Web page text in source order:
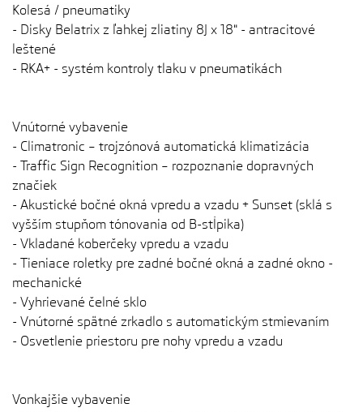
Kolesá / pneumatiky
- Disky Belatrix z ľahkej zliatiny 8J x 18" - antracitové
leštené
- RKA+ - systém kontroly tlaku v pneumatikách
Vnútorné vybavenie
- Climatronic – trojzónová automatická klimatizácia
- Traffic Sign Recognition – rozpoznanie dopravných
značiek
- Akustické bočné okná vpredu a vzadu + Sunset (sklá s
vyšším stupňom tónovania od B-stĺpika)
- Vkladané koberčeky vpredu a vzadu
- Tieniace roletky pre zadné bočné okná a zadné okno -
mechanické
- Vyhrievané čelné sklo
- Vnútorné spätné zrkadlo s automatickým stmievaním
- Osvetlenie priestoru pre nohy vpredu a vzadu
Vonkajšie vybavenie